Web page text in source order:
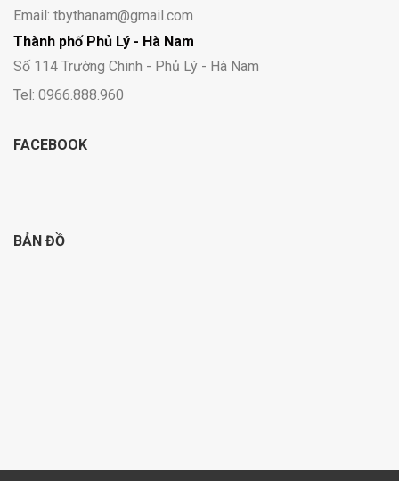
Email: tbythanam@gmail.com
Thành phố Phủ Lý - Hà Nam
Số 114 Trường Chinh - Phủ Lý - Hà Nam
Tel: 0966.888.960
FACEBOOK
BẢN ĐỒ